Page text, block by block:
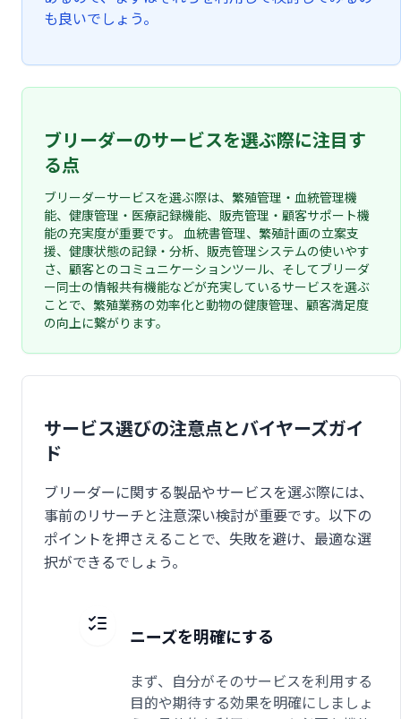
も良いでしょう。
ブリーダーのサービスを選ぶ際に注目す
る点
ブリーダーサービスを選ぶ際は、繁殖管理・血統管理機
能、健康管理・医療記録機能、販売管理・顧客サポート機
能の充実度が重要です。 血統書管理、繁殖計画の立案支
援、健康状態の記録・分析、販売管理システムの使いやす
さ、顧客とのコミュニケーションツール、そしてブリーダ
ー同士の情報共有機能などが充実しているサービスを選ぶ
ことで、繁殖業務の効率化と動物の健康管理、顧客満足度
の向上に繋がります。
サービス選びの注意点とバイヤーズガイ
ド
ブリーダーに関する製品やサービスを選ぶ際には、
事前のリサーチと注意深い検討が重要です。以下の
ポイントを押さえることで、失敗を避け、最適な選
択ができるでしょう。
ニーズを明確にする
まず、自分がそのサービスを利用する
目的や期待する効果を明確にしましょ